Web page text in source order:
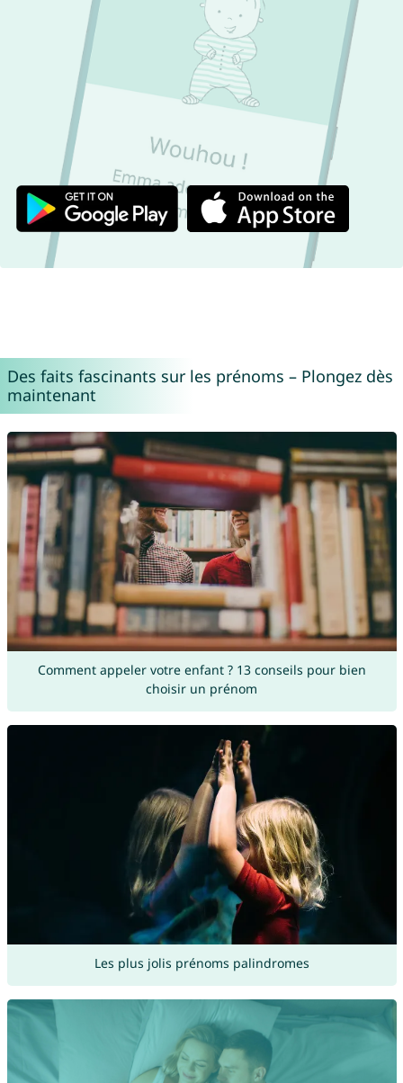
Des faits fascinants sur les prénoms – Plongez dès
maintenant
Comment appeler votre enfant ? 13 conseils pour bien
choisir un prénom
Les plus jolis prénoms palindromes